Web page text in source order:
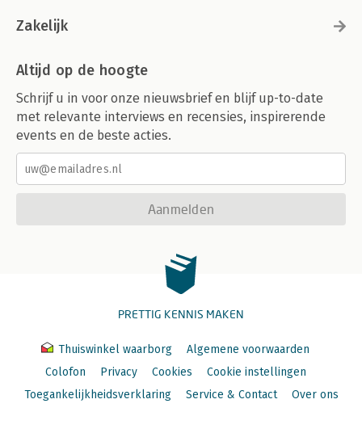
Zakelijk
Altijd op de hoogte
Schrijf u in voor onze nieuwsbrief en blijf up-to-date
met relevante interviews en recensies, inspirerende
events en de beste acties.
Aanmelden
PRETTIG KENNIS MAKEN
Thuiswinkel waarborg
Algemene voorwaarden
Colofon
Privacy Cookies
Cookie instellingen
Toegankelijkheidsverklaring
Service & Contact Over ons